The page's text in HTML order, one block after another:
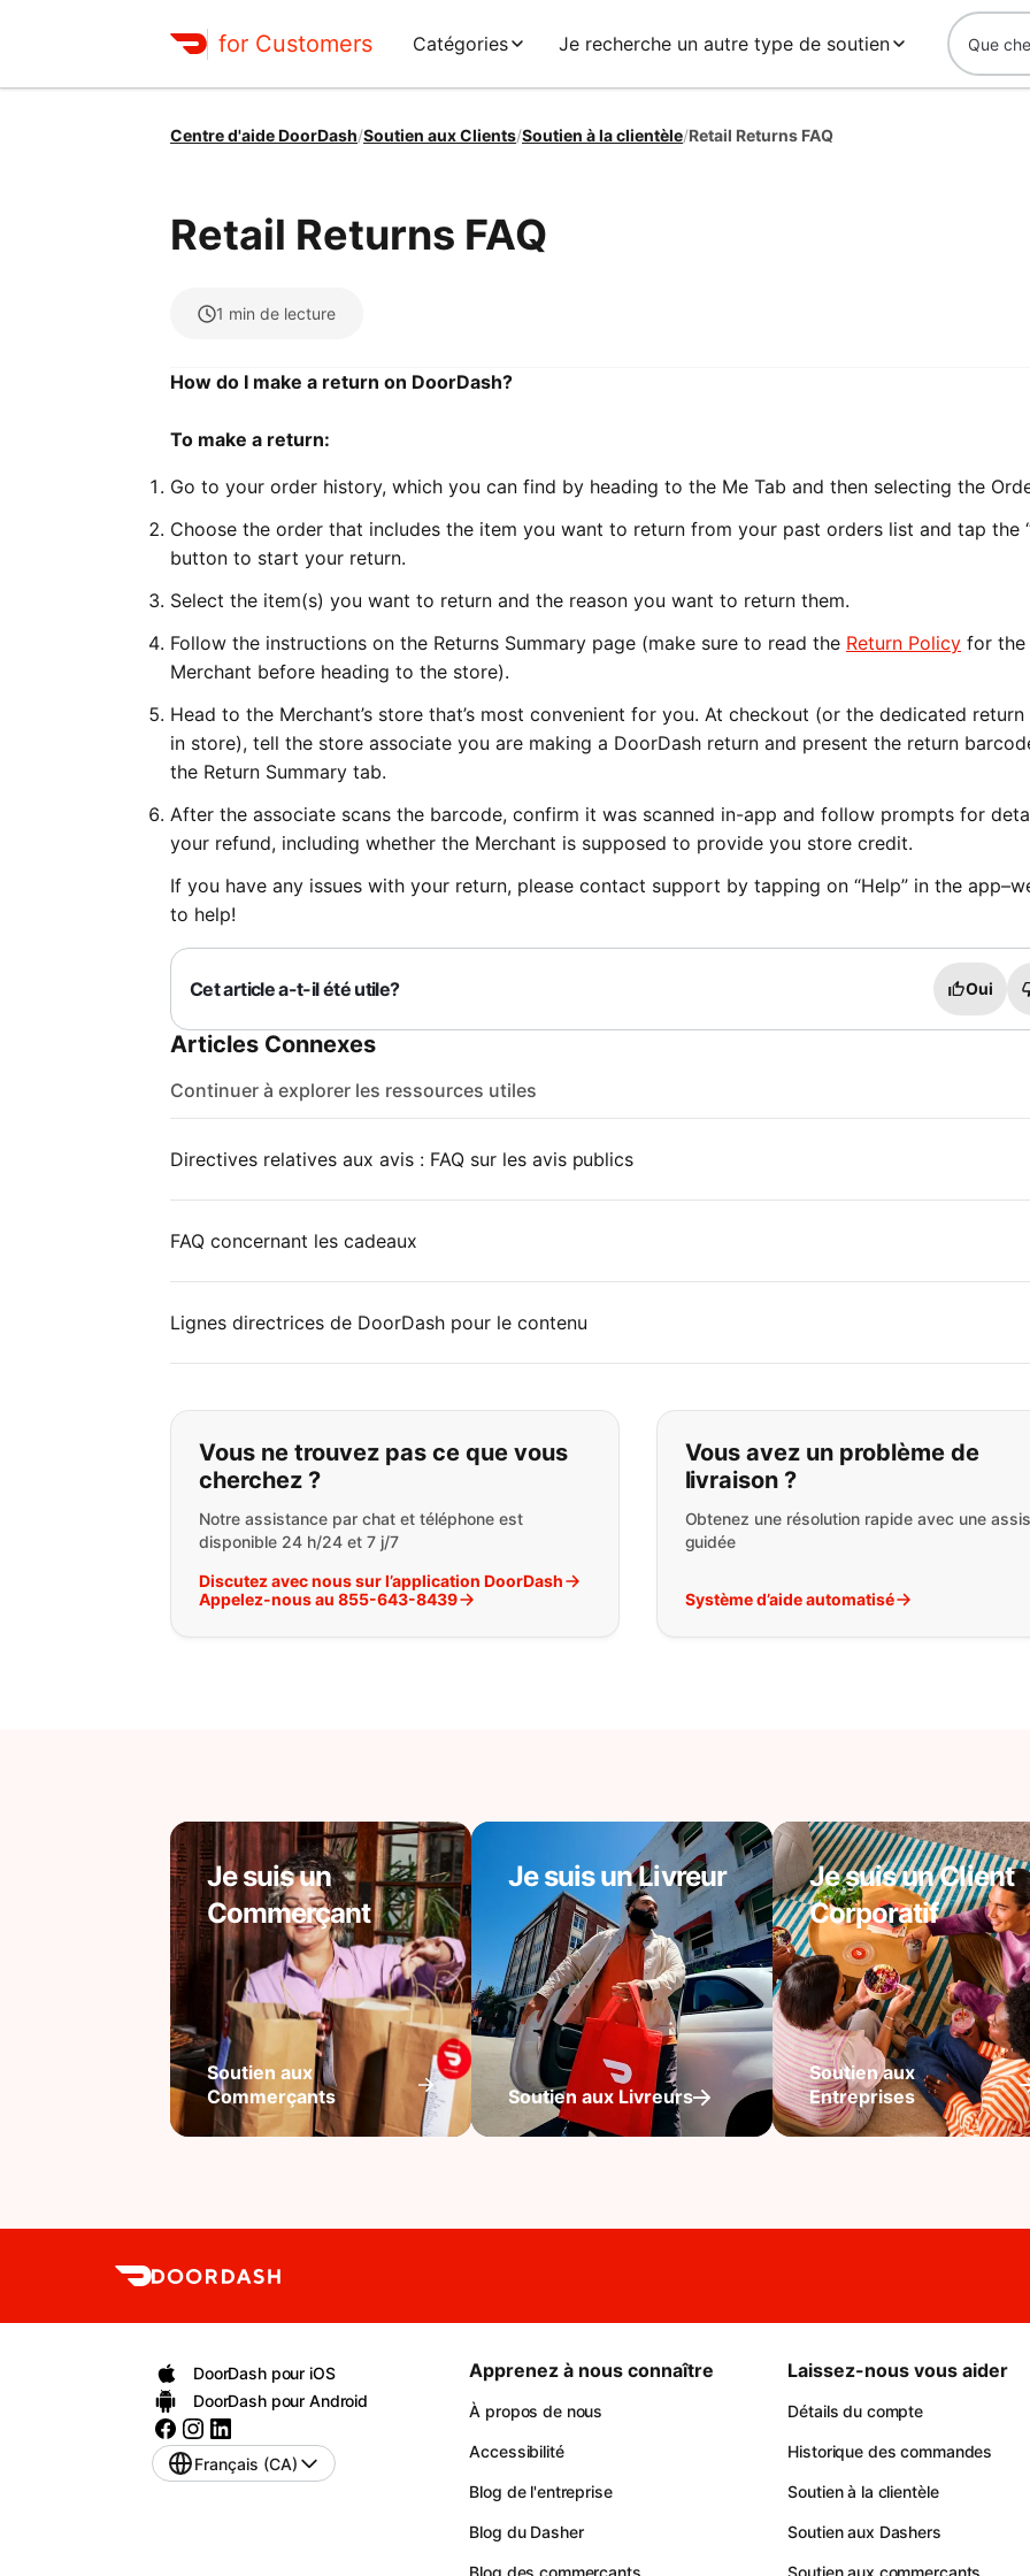
for Customers Catégories Je recherche un autre type de soutien
Centre d'aide DoorDash/Soutien aux Clients/Soutien à la clientèle/Retail Returns FAQ
Retail Returns FAQ
1 min de lecture
How do I make a return on DoorDash?
To make a return:
Go to your order history, which you can find by heading to the Me Tab and then selecting the
Choose the order that includes the item you want to return from your past orders list and tap the
button to start your return.
Select the item(s) you want to return and the reason you want to return them.
Follow the instructions on the Returns Summary page (make sure to read the Return Policy for the
Merchant before heading to the store).
Head to the Merchant’s store that’s most convenient for you. At checkout (or the dedicated
in store), tell the store associate you are making a DoorDash return and present the return
the Return Summary tab.
After the associate scans the barcode, confirm it was scanned in-app and follow prompts for
your refund, including whether the Merchant is supposed to provide you store credit.
If you have any issues with your return, please contact support by tapping on “Help” in the
to help!
Cet article a-t-il été utile? Oui
Articles Connexes
Continuer à explorer les ressources utiles
Directives relatives aux avis : FAQ sur les avis publics
FAQ concernant les cadeaux
Lignes directrices de DoorDash pour le contenu
Si vous ne trouvez pas ce que vous cherchez:
Vous ne trouvez pas ce que vous
cherchez ?
Notre assistance par chat et téléphone est
disponible 24 h/24 et 7 j/7
Discutez avec nous sur l’application DoorDash
Appelez-nous au 855-643-8439
Vous avez un problème de
livraison ?
Obtenez une résolution rapide avec une
guidée
Système d’aide automatisé
Je suis un
Commerçant
Soutien aux
Commerçants
Je suis un Livreur
Soutien aux Livreurs
Je suis un Client
Corporatif
Soutien aux
Entreprises
DoorDash pour iOS
DoorDash pour Android
Français (CA)
Apprenez à nous connaître
À propos de nous
Accessibilité
Blog de l'entreprise
Blog du Dasher
Blog des commerçants
Laissez-nous vous aider
Détails du compte
Historique des commandes
Soutien à la clientèle
Soutien aux Dashers
Soutien aux commerçants